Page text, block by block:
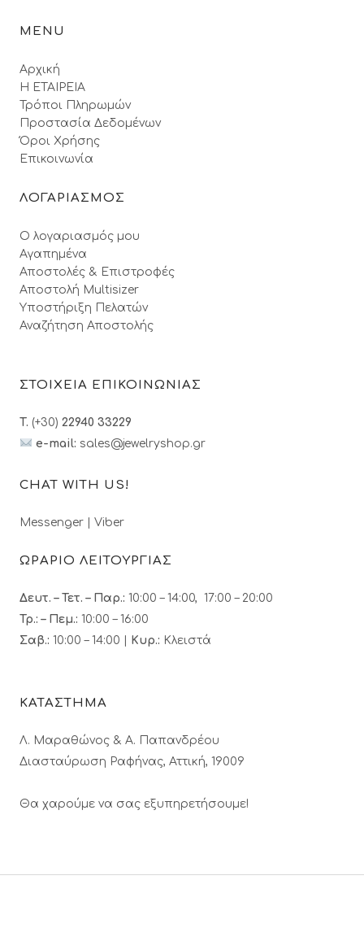
MENU
Αρχική
Η ΕΤΑΙΡΕΙΑ
Τρόποι Πληρωμών
Προστασία Δεδομένων
Όροι Xρήσης
Επικοινωνία
ΛΟΓΑΡΙΑΣΜΟΣ
Ο λογαριασμός μου
Αγαπημένα
Αποστολές & Επιστροφές
Αποστολή Multisizer
Υποστήριξη Πελατών
Αναζήτηση Αποστολής
ΣΤΟΙΧΕΙΑ ΕΠΙΚΟΙΝΩΝΙΑΣ
T. (+30) 22940 33229
e-mail: sales@jewelryshop.gr
CHAT WITH US!
Messenger Viber
ΩΡΑΡΙΟ ΛΕΙΤΟΥΡΓΙΑΣ
Δευτ. – Τετ. – Παρ.: 10:00 – 14:00, 17:00 – 20:00
Τρ.: – Πεμ.: 10:00 – 16:00
Σαβ.: 10:00 – 14:00 | Κυρ.: Κλειστά
ΚΑΤΑΣΤΗΜΑ
Λ. Μαραθώνος & A. Παπανδρέου
Διασταύρωση Ραφήνας, Αττική, 19009
Θα χαρούμε να σας εξυπηρετήσουμε!